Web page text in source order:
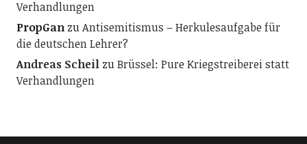
Verhandlungen
PropGanzuAntisemitismus – Herkulesaufgabe für
die deutschen Lehrer?
Andreas ScheilzuBrüssel: Pure Kriegstreiberei statt
Verhandlungen